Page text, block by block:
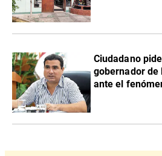
Ciudadano
gobernador de
ante el